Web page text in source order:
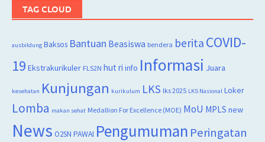
TAG CLOUD
ausbildung Baksos Bantuan Beasiswa bendera berita COVID-
19 Ekstrakurikuler FLS2N hut ri info Informasi Juara
kesehatan Kunjungan kurikulum LKS lks 2025 LKS Nasional Loker
Lomba makan sehat Medallion For Excellence (MOE) MoU MPLS new
News O2SN PAWAI Pengumuman Peringatan